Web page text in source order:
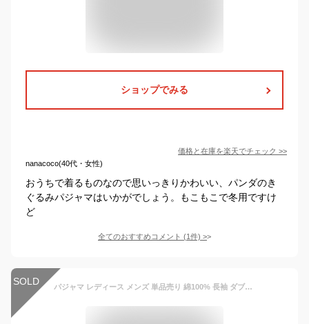
ショップでみる
価格と在庫を楽天でチェック >>
nanacoco(40代・女性)
おうちで着るものなので思いっきりかわいい、パンダのき
ぐるみパジャマはいかがでしょう。もこもこで冬用ですけ
ど
全てのおすすめコメント (1件) >
SOLD パジャマ レディース メンズ 単品売り 綿100% 長袖 ダブルガーゼ 春夏 前開き ルームウェア かわいい おしゃれ 部屋着 ブランド ペアルック ペアパジャマ 母の日 ホテル コットン お揃い 上下セット 快眠 快適 ナイトウェア 女性 大人 プレゼント ギフト S~2XL 送料無料